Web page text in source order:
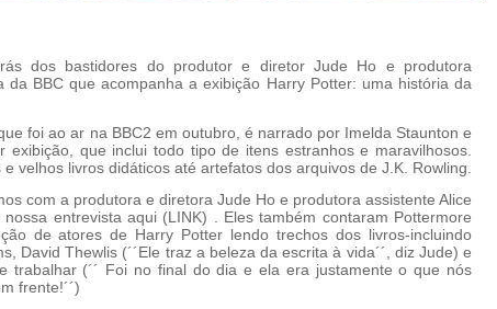
dos bastidores do produtor e diretor Jude Ho e produtora
da BBC que acompanha a exibição Harry Potter: uma história da
foi ao ar na BBC2 em outubro, é narrado por Imelda Staunton e
que inclui todo tipo de itens estranhos e maravilhosos.
velhos livros didáticos até artefatos dos arquivos de J.K. Rowling.
com a produtora e diretora Jude Ho e produtora assistente Alice
entrevista aqui (LINK) . Eles também contaram Pottermore
de atores de Harry Potter lendo trechos dos livros-incluindo
David Thewlis (´´Ele traz a beleza da escrita à vida´´, diz Jude) e
trabalhar (´´ Foi no final do dia e ela era justamente o que nós
frente!´´)